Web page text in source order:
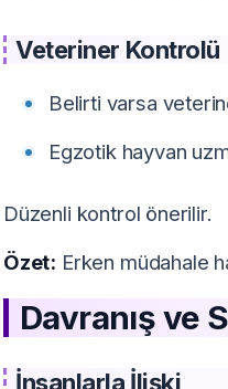
Veteriner Kontrolü
Belirti varsa
Egzotik hayvan
Düzenli kontrol önerilir.
Özet: Erken müdahale
Davranış ve
İnsanlarla İlişki